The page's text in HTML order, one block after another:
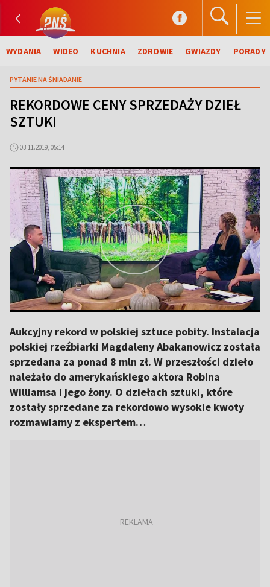
WYDANIA WIDEO KUCHNIA ZDROWIE GWIAZDY PORADY
PYTANIE NA ŚNIADANIE
REKORDOWE CENY SPRZEDAŻY DZIEŁ
SZTUKI
03.11.2019, 05:14
Aukcyjny rekord w polskiej sztuce pobity. Instalacja
polskiej rzeźbiarki Magdaleny Abakanowicz została
sprzedana za ponad 8 mln zł. W przeszłości dzieło
należało do amerykańskiego aktora Robina
Williamsa i jego żony. O dziełach sztuki, które
zostały sprzedane za rekordowo wysokie kwoty
rozmawiamy z ekspertem…